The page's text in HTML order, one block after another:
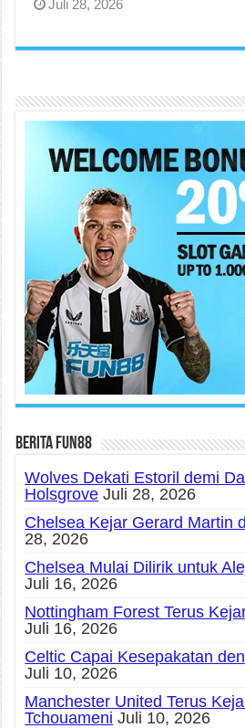
Juli 28, 2026
Berita fun88
Wolves Dekati Estoril demi
Holsgrove Juli 28, 2026
Chelsea Kejar Gerard Martin
28, 2026
Chelsea Mulai Dilirik untuk
Juli 16, 2026
Nottingham Forest Terus
Juli 16, 2026
Celtic Capai Kesepakatan
Juli 10, 2026
Manchester United Terus
Tchouameni Juli 10, 2026